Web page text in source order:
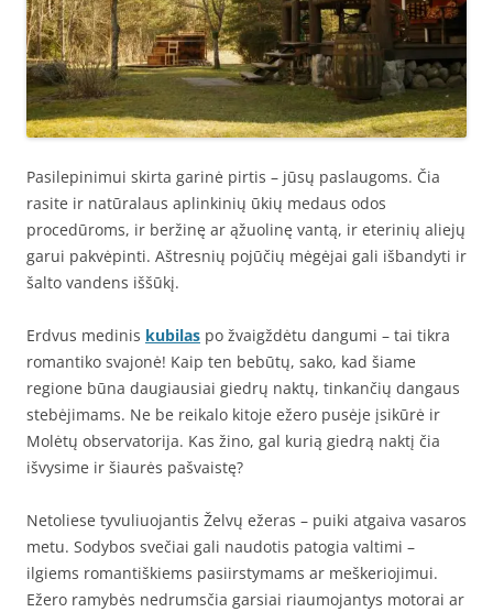
Pasilepinimui skirta garinė pirtis – jūsų paslaugoms. Čia
rasite ir natūralaus aplinkinių ūkių medaus odos
procedūroms, ir beržinę ar ąžuolinę vantą, ir eterinių aliejų
garui pakvėpinti. Aštresnių pojūčių mėgėjai gali išbandyti ir
šalto vandens iššūkį.
Erdvus medinis kubilas po žvaigždėtu dangumi – tai tikra
romantiko svajonė! Kaip ten bebūtų, sako, kad šiame
regione būna daugiausiai giedrų naktų, tinkančių dangaus
stebėjimams. Ne be reikalo kitoje ežero pusėje įsikūrė ir
Molėtų observatorija. Kas žino, gal kurią giedrą naktį čia
išvysime ir šiaurės pašvaistę?
Netoliese tyvuliuojantis Želvų ežeras – puiki atgaiva vasaros
metu. Sodybos svečiai gali naudotis patogia valtimi –
ilgiems romantiškiems pasiirstymams ar meškeriojimui.
Ežero ramybės nedrumsčia garsiai riaumojantys motorai ar